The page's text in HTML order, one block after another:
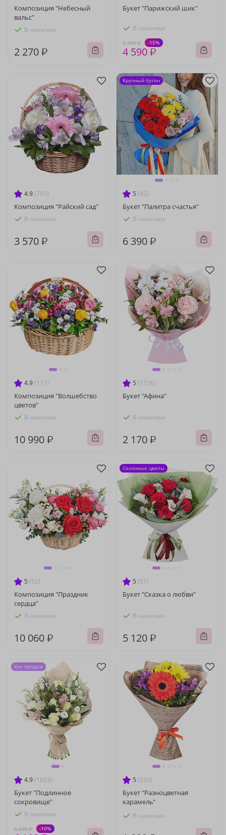
Композиция "Небесный
вальс"
В наличии
2 270 ₽
Букет "Парижский шик"
В наличии
5 400 ₽ -15%
4 590 ₽
4.9 (765)
Композиция "Райский сад"
В наличии
3 570 ₽
5 (92)
Букет "Палитра счастья"
В наличии
6 390 ₽
Крупный бутон
4.9 (117)
Композиция "Волшебство
цветов"
В наличии
10 990 ₽
5 (1156)
Букет "Афина"
В наличии
2 170 ₽
5 (52)
Композиция "Праздник
сердца"
В наличии
10 060 ₽
5 (51)
Букет "Сказка о любви"
В наличии
5 120 ₽
Сезонные цветы
4.9 (1863)
Букет "Подлинное
сокровище"
В наличии
6 870 ₽ -10%
Хит продаж
5 (530)
Букет "Разноцветная
карамель"
В наличии